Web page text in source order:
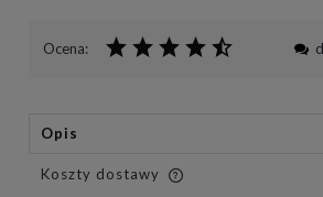
Ocena:
Opis
Koszty dostawy
Cena nie zawiera ewentualnych